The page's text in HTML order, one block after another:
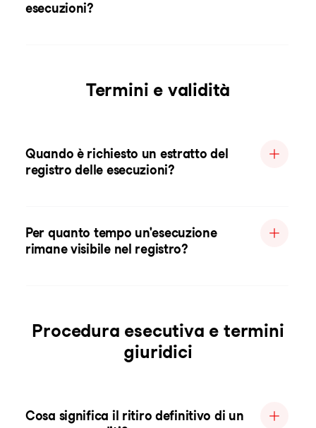
esecuzioni?
Termini e validità
Quando è richiesto un estratto del
registro delle esecuzioni?
Per quanto tempo un'esecuzione
rimane visibile nel registro?
Procedura esecutiva e termini
giuridici
Cosa significa il ritiro definitivo di un